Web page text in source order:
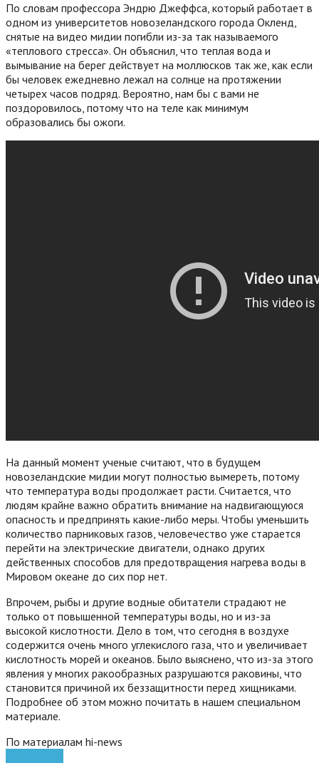
По словам профессора Эндрю Джеффса, который работает в
одном из университетов новозеландского города Окленд,
снятые на видео мидии погибли из-за так называемого
«теплового стресса». Он объяснил, что теплая вода и
вымывание на берег действует на моллюсков так же, как если
бы человек ежедневно лежал на солнце на протяжении
четырех часов подряд. Вероятно, нам бы с вами не
поздоровилось, потому что на теле как минимум
образовались бы ожоги.
На данный момент ученые считают, что в будущем
новозеландские мидии могут полностью вымереть, потому
что температура воды продолжает расти. Считается, что
людям крайне важно обратить внимание на надвигающуюся
опасность и предпринять какие-либо меры. Чтобы уменьшить
количество парниковых газов, человечество уже старается
перейти на электрические двигатели, однако других
действенных способов для предотвращения нагрева воды в
Мировом океане до сих пор нет.
Впрочем, рыбы и другие водные обитатели страдают не
только от повышенной температуры воды, но и из-за
высокой кислотности. Дело в том, что сегодня в воздухе
содержится очень много углекислого газа, что и увеличивает
кислотность морей и океанов. Было выяснено, что из-за этого
явления у многих ракообразных разрушаются раковины, что
становится причиной их беззащитности перед хищниками.
Подробнее об этом можно почитать в нашем специальном
материале.
По материалам hi-news